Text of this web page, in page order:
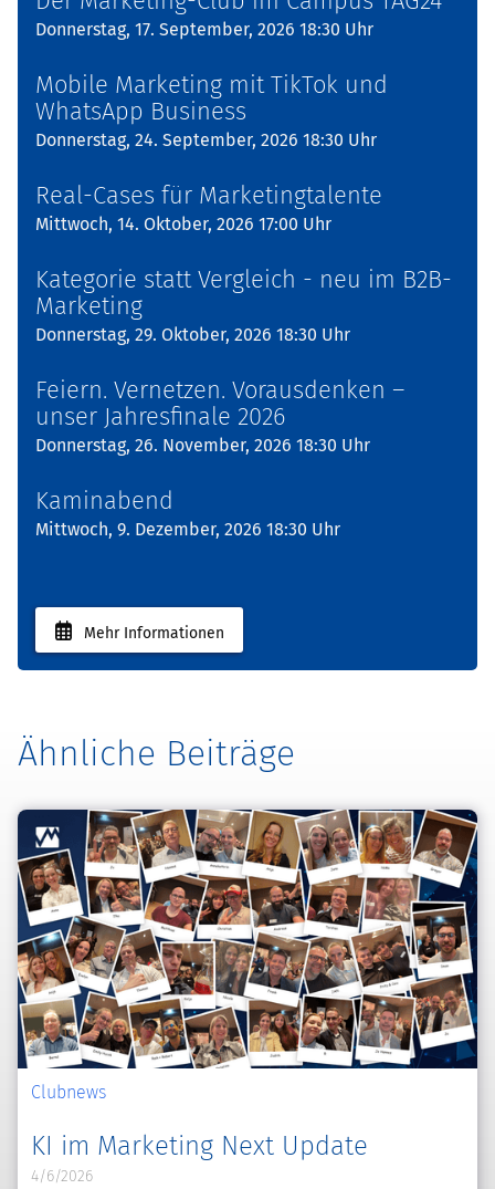
Donnerstag, 17. September, 2026 18:30 Uhr
Mobile Marketing mit TikTok und
WhatsApp Business
Donnerstag, 24. September, 2026 18:30 Uhr
Real-Cases für Marketingtalente
Mittwoch, 14. Oktober, 2026 17:00 Uhr
Kategorie statt Vergleich - neu im B2B-
Marketing
Donnerstag, 29. Oktober, 2026 18:30 Uhr
Feiern. Vernetzen. Vorausdenken –
unser Jahresfinale 2026
Donnerstag, 26. November, 2026 18:30 Uhr
Kaminabend
Mittwoch, 9. Dezember, 2026 18:30 Uhr
Mehr Informationen
Ähnliche Beiträge
Clubnews
KI im Marketing Next Update
4/6/2026